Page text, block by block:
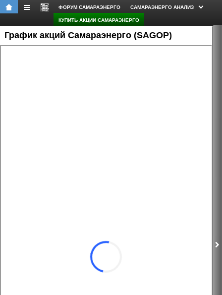
ФОРУМ САМАРАЭНЕРГО САМАРАЭНЕРГО АНАЛИЗ
КУПИТЬ АКЦИИ САМАРАЭНЕРГО
График акций Самараэнерго (SAGOP)